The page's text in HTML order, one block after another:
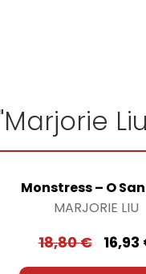
Monstress – O
MARJORIE LIU
18,80€ 16,93